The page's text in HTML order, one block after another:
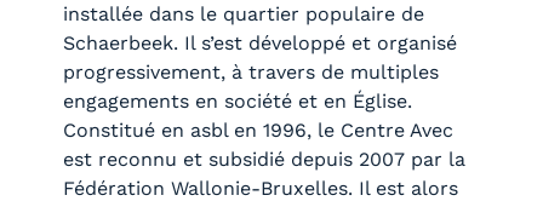
installée dans le quartier populaire de
Schaerbeek. Il s’est développé et organisé
progressivement, à travers de multiples
engagements en société et en Église.
Constitué en asbl en 1996, le Centre Avec
est reconnu et subsidié depuis 2007 par la
Fédération Wallonie-Bruxelles. Il est alors